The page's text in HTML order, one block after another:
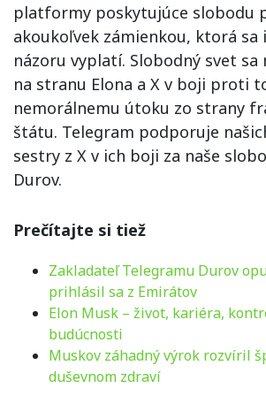
platformy poskytujúce slobodu
akoukoľvek zámienkou, ktorá sa
názoru vyplatí. Slobodný svet
na stranu Elona a X v boji proti
nemorálnemu útoku zo strany
štátu. Telegram podporuje
sestry z X v ich boji za naše
Durov.
Prečítajte si tiež
Zakladateľ Telegramu Durov
prihlásil sa z Emirátov
Elon Musk – život, kariéra,
budúcnosti
Muskov záhadný výrok rozvíril
duševnom zdraví